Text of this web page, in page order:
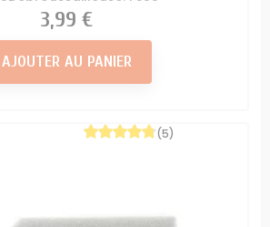
Prix
3,99 €
AJOUTER AU PANIER
(5)